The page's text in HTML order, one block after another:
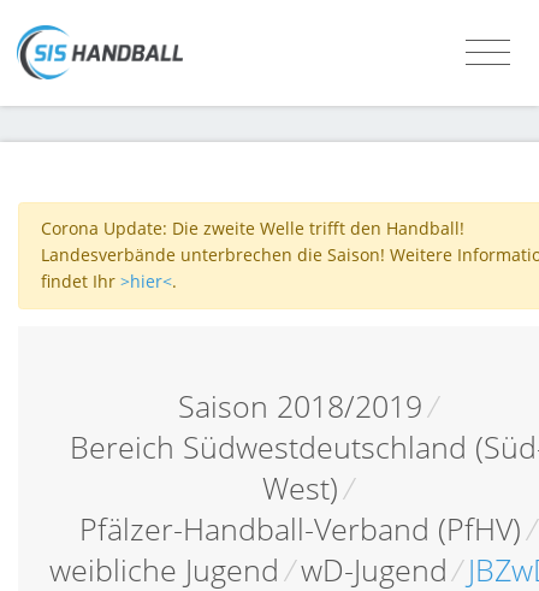
Corona Update: Die zweite Welle trifft den Handball!
Landesverbände unterbrechen die Saison! Weitere
findet Ihr >hier<.
Saison 2018/2019/
Bereich Südwestdeutschland
West)/
Pfälzer-Handball-Verband (PfHV)/
weibliche Jugend/wD-Jugend/